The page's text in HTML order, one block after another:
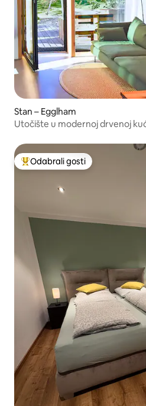
Stan – Egglham
Utočište u modernoj drvenoj
Među najviše rangiranima s
Odabrali gosti